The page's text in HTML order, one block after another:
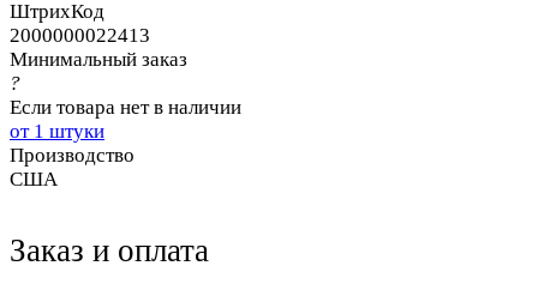
ШтрихКод
2000000022413
Минимальный заказ
?
Если товара нет в наличии
от 1 штуки
Производство
США
Заказ и оплата